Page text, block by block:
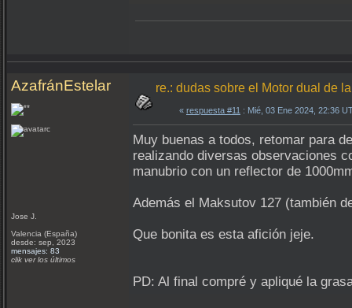
AzafránEstelar
Jose J.
Valencia (España)
desde: sep, 2023
mensajes: 83
clik ver los últimos
re.: dudas sobre el Motor dual de
« respuesta #11 : Mié, 03 Ene 2024, 22:36
Muy buenas a todos, retomar para
realizando diversas observaciones
manubrio con un reflector de
Además el Maksutov 127 (también
Que bonita es esta afición jeje.
PD: Al final compré y apliqué la